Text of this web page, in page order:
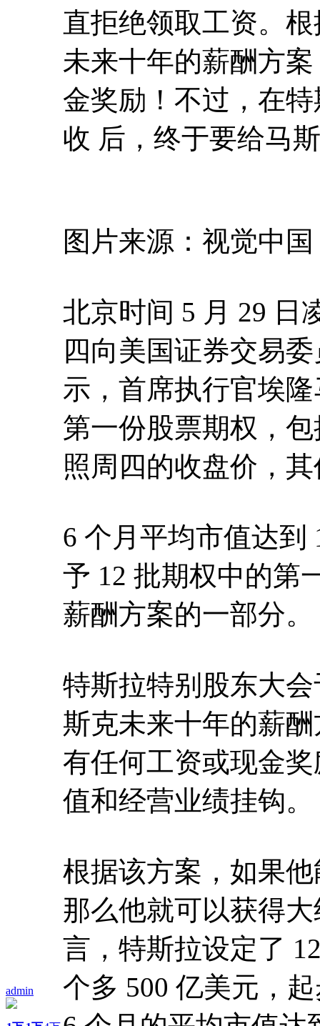
admin
直拒绝领取工资。
未来十年的薪酬方
金奖励！不过，在
收 后，终于要给马
图片来源：视觉中国
北京时间 5 月 29 日
四向美国证券交易
示，首席执行官埃
第一份股票期权，
照周四的收盘价，
6 个月平均市值达到
予 12 批期权中的第
薪酬方案的一部分。
特斯拉特别股东大
斯克未来十年的薪
有任何工资或现金
值和经营业绩挂钩。
根据该方案，如果
那么他就可以获得
言，特斯拉设定了
个多 500 亿美元，